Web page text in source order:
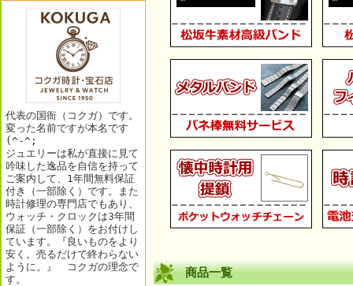
代表の国衙（コクガ）です。
変った名前ですが本名です
(^-^;
ジュエリーは私が直接に見て
吟味した逸品を自信を持って
ご案内して、1年間無料保証
付き（一部除く）です。また
時計修理の専門店でもあり、
ウォッチ・クロックは3年間
保証（一部除く）をお付けし
ています。『良いものをより
安く。売るだけで終わらない
ように。』 コクガの理念で
す。
商品一覧